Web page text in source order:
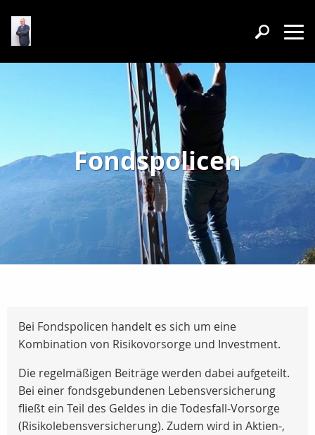
Fondspolicen
Bei Fondspolicen handelt es sich um eine
Kombination von Risikovorsorge und Investment.
Die regelmäßigen Beiträge werden dabei aufgeteilt.
Bei einer fondsgebundenen Lebensversicherung
fließt ein Teil des Geldes in die Todesfall-Vorsorge
(Risikolebensversicherung). Zudem wird in Aktien-,